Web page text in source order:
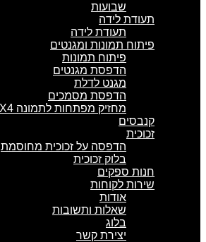
שבועות
תעודת לידה
תעודת לידה
פיתוח תמונות ומגנטים
פיתוח תמונות
הדפסת מגנטים
מגנט לדלת
הדפסת מסמכים
מחזיק מפתחות לתמונה 5.5X4 ס"מ
קנבסים
זכוכית
הדפסה על זכוכית מחוסמת
בלוק זכוכית
חנות ספקים
שירות לקוחות
אודות
שאלות ותשובות
בלוג
יצירת קשר